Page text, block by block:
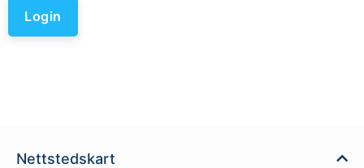
Login
Nettstedskart